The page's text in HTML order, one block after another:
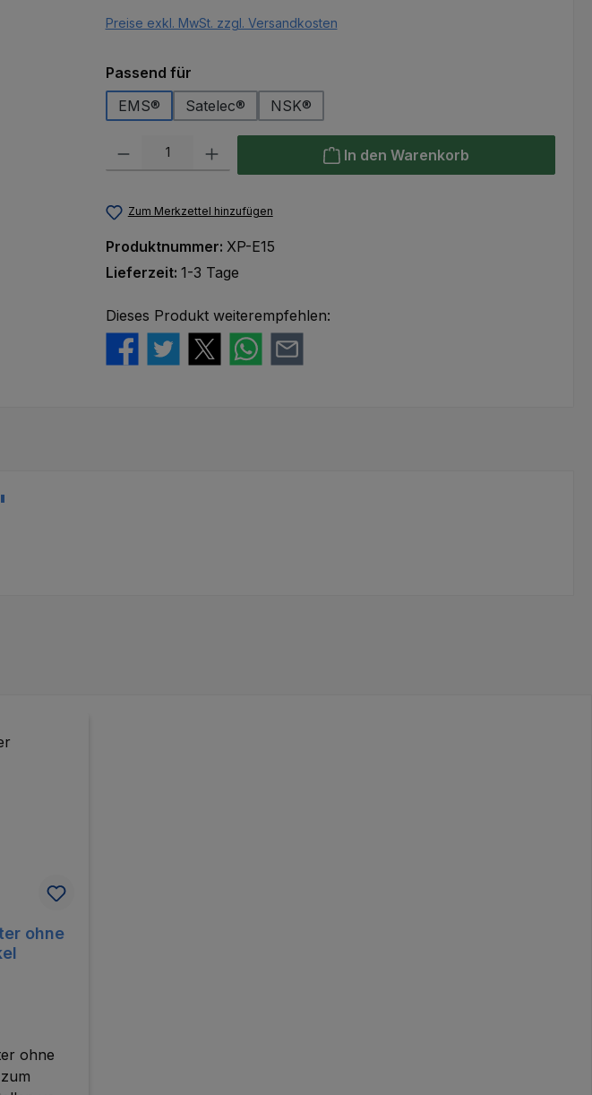
Preise exkl. MwSt. zzgl. Versandkosten
Passend fürauswählen
EMS®
Satelec® NSK®
Produkt Anzahl: Gib den gewünschten Wert ein oder benutze die Schaltflächen
In den Warenkorb
Zum Merkzettel hinzufügen
Produktnummer: XP-E15
Lieferzeit: 1-3 Tage
Dieses Produkt weiterempfehlen:
ohne
ohne